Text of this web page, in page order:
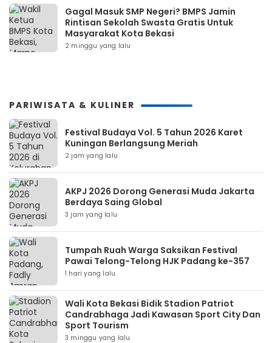
Gagal Masuk SMP Negeri? BMPS Jamin
Rintisan Sekolah Swasta Gratis Untuk
Masyarakat Kota Bekasi
2 minggu yang lalu
PARIWISATA & KULINER
Festival Budaya Vol. 5 Tahun 2026 Karet
Kuningan Berlangsung Meriah
2 jam yang lalu
AKPJ 2026 Dorong Generasi Muda Jakarta
Berdaya Saing Global
3 jam yang lalu
Tumpah Ruah Warga Saksikan Festival
Pawai Telong-Telong HJK Padang ke-357
1 hari yang lalu
Wali Kota Bekasi Bidik Stadion Patriot
Candrabhaga Jadi Kawasan Sport City Dan
Sport Tourism
3 minggu yang lalu